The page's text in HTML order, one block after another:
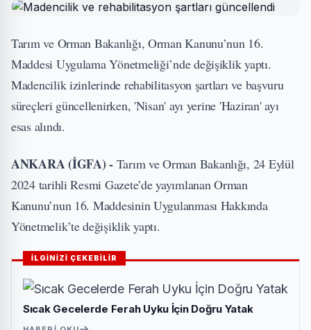
Tarım ve Orman Bakanlığı, Orman Kanunu’nun 16.
Maddesi Uygulama Yönetmeliği’nde değişiklik yaptı.
Madencilik izinlerinde rehabilitasyon şartları ve başvuru
süreçleri güncellenirken, 'Nisan' ayı yerine 'Haziran' ayı
esas alındı.
ANKARA (İGFA) - Tarım ve Orman Bakanlığı, 24 Eylül
2024 tarihli Resmi Gazete’de yayımlanan Orman
Kanunu’nun 16. Maddesinin Uygulanması Hakkında
Yönetmelik’te değişiklik yaptı.
İLGİNİZİ ÇEKEBİLİR
Sıcak Gecelerde Ferah Uyku İçin Doğru Yatak